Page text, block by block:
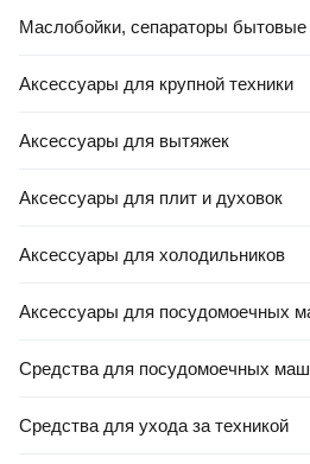
Маслобойки, сепараторы бытовые
Аксессуары для крупной техники
Аксессуары для вытяжек
Аксессуары для плит и духовок
Аксессуары для холодильников
Аксессуары для посудомоечных
Средства для посудомоечных
Средства для ухода за техникой